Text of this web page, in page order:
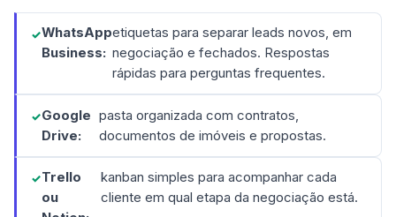
WhatsApp
Business:
etiquetas para separar leads novos, em
negociação e fechados. Respostas
rápidas para perguntas frequentes.
Google
Drive:
pasta organizada com contratos,
documentos de imóveis e propostas.
Trello
ou
kanban simples para acompanhar cada
cliente em qual etapa da negociação está.